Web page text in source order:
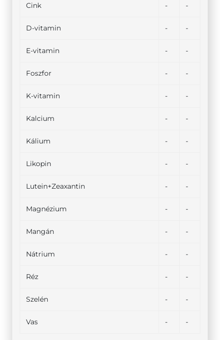
Cink - -
D-vitamin - -
E-vitamin - -
Foszfor - -
K-vitamin - -
Kalcium - -
Kálium - -
Likopin - -
Lutein+Zeaxantin - -
Magnézium - -
Mangán - -
Nátrium - -
Réz - -
Szelén - -
Vas - -